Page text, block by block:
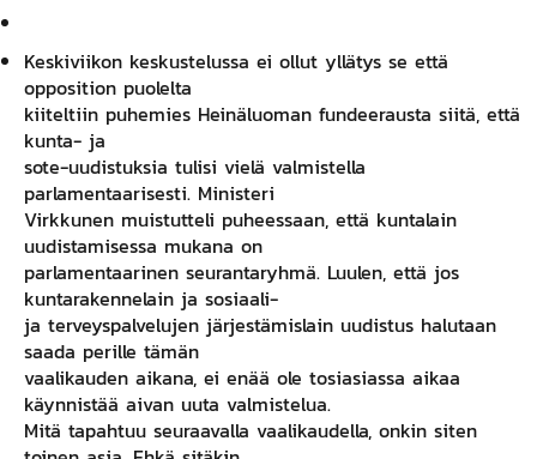
Keskiviikon keskustelussa ei ollut yllätys se että
opposition puolelta
kiiteltiin puhemies Heinäluoman fundeerausta siitä, että
kunta- ja
sote-uudistuksia tulisi vielä valmistella
parlamentaarisesti. Ministeri
Virkkunen muistutteli puheessaan, että kuntalain
uudistamisessa mukana on
parlamentaarinen seurantaryhmä. Luulen, että jos
kuntarakennelain ja sosiaali-
ja terveyspalvelujen järjestämislain uudistus halutaan
saada perille tämän
vaalikauden aikana, ei enää ole tosiasiassa aikaa
käynnistää aivan uuta valmistelua.
Mitä tapahtuu seuraavalla vaalikaudella, onkin siten